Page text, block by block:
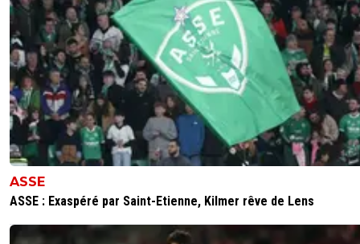
ASSE
ASSE : Exaspéré par Saint-Etienne, Kilmer rêve de Lens